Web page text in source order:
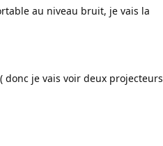
au niveau bruit, je vais la
je vais voir deux projecteurs